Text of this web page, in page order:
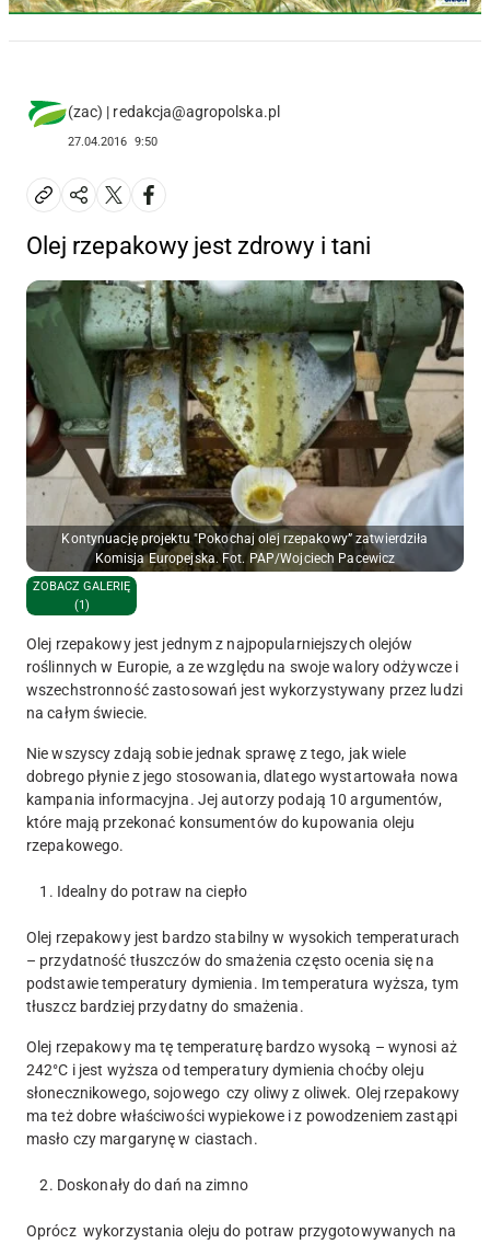
(zac) | redakcja@agropolska.pl
27.04.2016 9:50
Olej rzepakowy jest zdrowy i tani
Kontynuację projektu "Pokochaj olej rzepakowy” zatwierdziła
Komisja Europejska. Fot. PAP/Wojciech Pacewicz
ZOBACZ GALERIĘ
(1)
Olej rzepakowy jest jednym z najpopularniejszych olejów
roślinnych w Europie, a ze względu na swoje walory odżywcze i
wszechstronność zastosowań jest wykorzystywany przez ludzi
na całym świecie.
Nie wszyscy zdają sobie jednak sprawę z tego, jak wiele
dobrego płynie z jego stosowania, dlatego wystartowała nowa
kampania informacyjna. Jej autorzy podają 10 argumentów,
które mają przekonać konsumentów do kupowania oleju
rzepakowego.
1. Idealny do potraw na ciepło
Olej rzepakowy jest bardzo stabilny w wysokich temperaturach
– przydatność tłuszczów do smażenia często ocenia się na
podstawie temperatury dymienia. Im temperatura wyższa, tym
tłuszcz bardziej przydatny do smażenia.
Olej rzepakowy ma tę temperaturę bardzo wysoką – wynosi aż
242°C i jest wyższa od temperatury dymienia choćby oleju
słonecznikowego, sojowego czy oliwy z oliwek. Olej rzepakowy
ma też dobre właściwości wypiekowe i z powodzeniem zastąpi
masło czy margarynę w ciastach.
2. Doskonały do dań na zimno
Oprócz wykorzystania oleju do potraw przygotowywanych na